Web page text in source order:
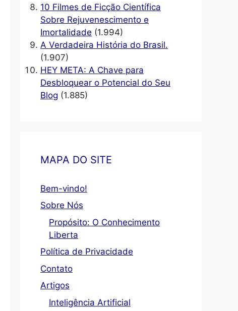
Originally posted 2023-06-28 14:14:00. Você já ficou diante
10 Filmes de Ficção Científica
Sobre Rejuvenescimento e
Imortalidade (1.994)
A Verdadeira História do Brasil.
(1.907)
HEY META: A Chave para
Desbloquear o Potencial do Seu
Blog (1.885)
MAPA DO SITE
Bem-vindo!
Sobre Nós
Propósito: O Conhecimento
Liberta
Política de Privacidade
Contato
Artigos
Inteligência Artificial